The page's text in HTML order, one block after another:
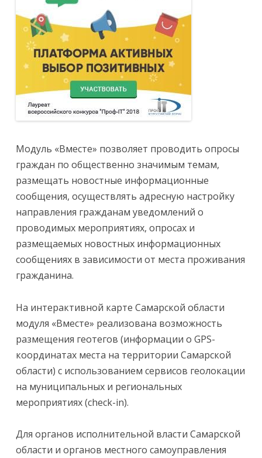
Модуль «Вместе» позволяет проводить опросы
граждан по общественно значимым темам,
размещать новостные информационные
сообщения, осуществлять адресную настройку
направления гражданам уведомлений о
проводимых мероприятиях, опросах и
размещаемых новостных информационных
сообщениях в зависимости от места проживания
гражданина.
На интерактивной карте Самарской области
модуля «Вместе» реализована возможность
размещения геотегов (информации о GPS-
координатах места на территории Самарской
области) с использованием сервисов геолокации
на муниципальных и региональных
мероприятиях (check-in).
Для органов исполнительной власти Самарской
области и органов местного самоуправления